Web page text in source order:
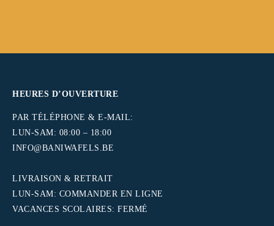
HEURES D’OUVERTURE
PAR TÉLÉPHONE & E-MAIL:
LUN-SAM: 08:00 – 18:00
INFO@BANIWAFELS.BE
LIVRAISON & RETRAIT
LUN-SAM: COMMANDER EN LIGNE
VACANCES SCOLAIRES: FERMÉ